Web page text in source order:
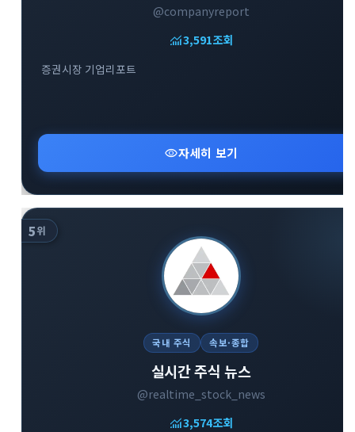
@companyreport
monitoring3,591조회
증권시장 기업리포트
visibility자세히 보기
5위
국내 주식 속보·종합
실시간 주식 뉴스
@realtime_stock_news
monitoring3,574조회